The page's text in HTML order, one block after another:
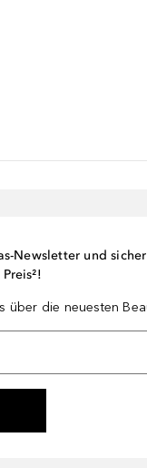
Newsletter und
über die neuesten